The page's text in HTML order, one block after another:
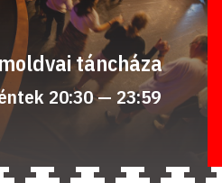
táncháza
20:30 — 23:59